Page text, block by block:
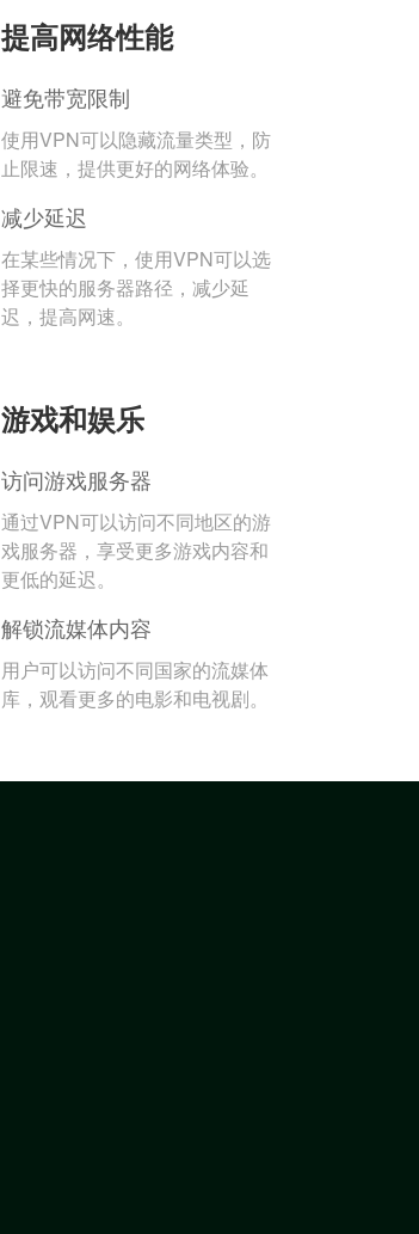
提高网络性能
避免带宽限制
使用VPN可以隐藏流量类型，防
止限速，提供更好的网络体验。
减少延迟
在某些情况下，使用VPN可以选
择更快的服务器路径，减少延
迟，提高网速。
游戏和娱乐
访问游戏服务器
通过VPN可以访问不同地区的游
戏服务器，享受更多游戏内容和
更低的延迟。
解锁流媒体内容
用户可以访问不同国家的流媒体
库，观看更多的电影和电视剧。